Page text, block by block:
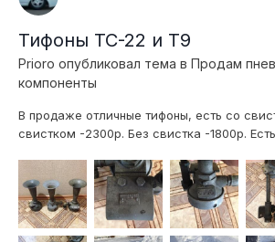
Тифоны ТС-22 и Т9
Prioro опубликовал тема в Продам
компоненты
В продаже отличные тифоны, есть со
свистком -2300р. Без свистка -1800р.
Цена 4500. Отправка ТК, почта из
+7952-50-77-ноль07